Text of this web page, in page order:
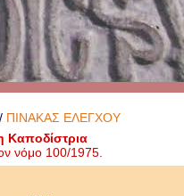
ΠΙΝΑΚΑΣ ΕΛΕΓΧΟΥ
Καποδίστρια
νόμο 100/1975.